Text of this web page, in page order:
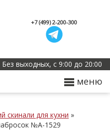
+7 (499) 2-200-300
Без выходных, с 9:00 до 20:00
меню
скинали для кухни »
№А-1529